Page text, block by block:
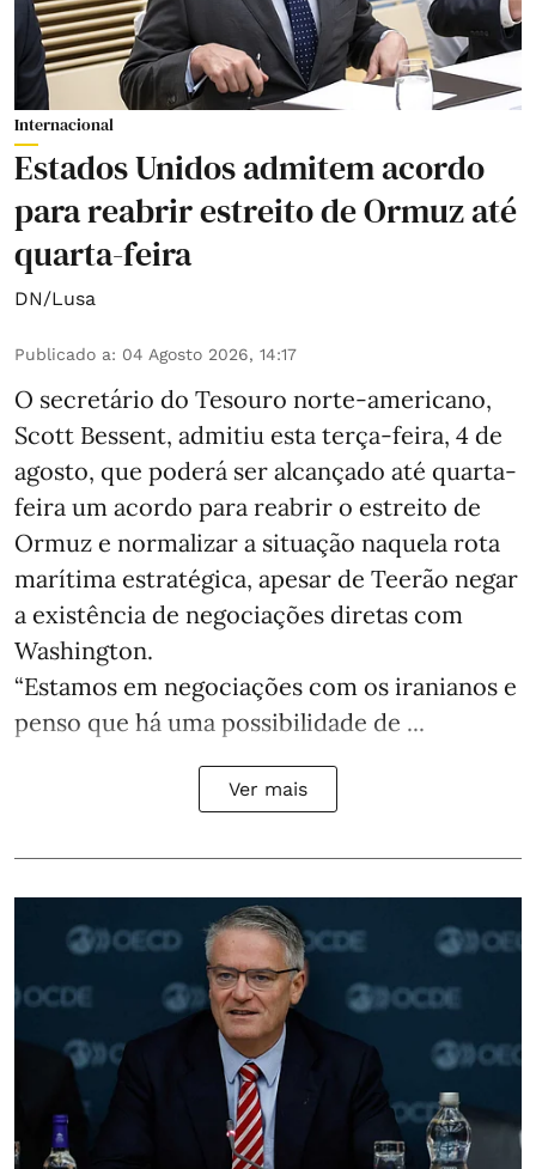
Internacional
Estados Unidos admitem acordo
para reabrir estreito de Ormuz até
quarta-feira
DN/Lusa
Publicado a: 04 Agosto 2026, 14:17
O secretário do Tesouro norte-americano,
Scott Bessent, admitiu esta terça-feira, 4 de
agosto, que poderá ser alcançado até quarta-
feira um acordo para reabrir o estreito de
Ormuz e normalizar a situação naquela rota
marítima estratégica, apesar de Teerão negar
a existência de negociações diretas com
Washington.
“Estamos em negociações com os iranianos e
penso que há uma possibilidade de ...
Ver mais